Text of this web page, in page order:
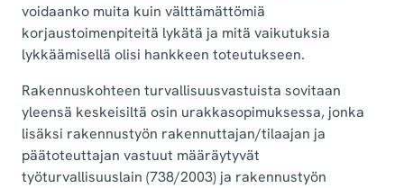
voidaanko muita kuin välttämättömiä
korjaustoimenpiteitä lykätä ja mitä vaikutuksia
lykkäämisellä olisi hankkeen toteutukseen.
Rakennuskohteen turvallisuusvastuista sovitaan
yleensä keskeisiltä osin urakkasopimuksessa, jonka
lisäksi rakennustyön rakennuttajan/tilaajan ja
päätoteuttajan vastuut määräytyvät
työturvallisuuslain (738/2003) ja rakennustyön